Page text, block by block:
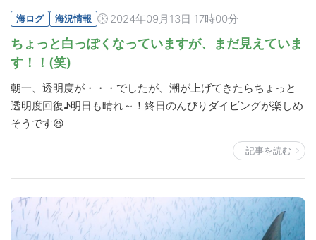
海ログ 海況情報 2024年09月13日 17時00分
ちょっと白っぽくなっていますが、まだ見えていま
す！！(笑)
朝一、透明度が・・・でしたが、潮が上げてきたらちょっと
透明度回復♪明日も晴れ～！終日のんびりダイビングが楽しめ
そうです😆
記事を読む